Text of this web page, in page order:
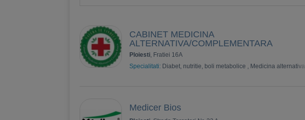
CABINET MEDICINA
ALTERNATIVA/COMPLEMENTARA
Ploiesti, Fratiei 16A
Specialitati: Diabet, nutritie, boli metabolice , Medicina alternativa
Medicer Bios